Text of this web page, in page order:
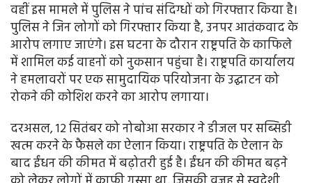
वहीं इस मामले में पुलिस ने पांच संदिग्धों को गिरफ्तार किया है।
पुलिस ने जिन लोगों को गिरफ्तार किया है, उनपर आतंकवाद के
आरोप लगाए जाएंगे। इस घटना के दौरान राष्ट्रपति के काफिले
में शामिल कई वाहनों को नुकसान पहुंचा है। राष्ट्रपति कार्यालय
ने हमलावरों पर एक सामुदायिक परियोजना के उद्घाटन को
रोकने की कोशिश करने का आरोप लगाया।
दरअसल, 12 सितंबर को नोबोआ सरकार ने डीजल पर सब्सिडी
खत्म करने के फैसले का ऐलान किया। राष्ट्रपति के ऐलान के
बाद ईंधन की कीमत में बढ़ोतरी हुई है। ईंधन की कीमत बढ़ने